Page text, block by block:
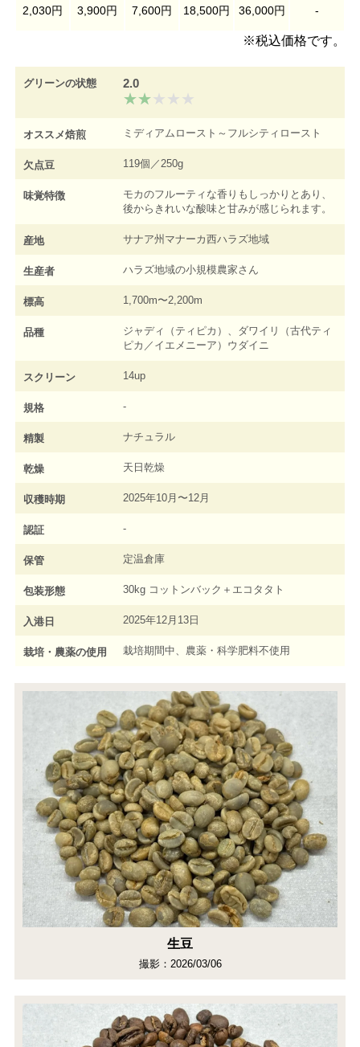
※税込価格です。
2,030円 3,900円 7,600円 18,500円 36,000円 -
グリーンの状態 2.0
オススメ焙煎 ミディアムロースト～フルシティロースト
欠点豆 119個／250g
味覚特徴
モカのフルーティな香りもしっかりとあり、
後からきれいな酸味と甘みが感じられます。
産地 サナア州マナーカ西ハラズ地域
生産者 ハラズ地域の小規模農家さん
標高 1,700m〜2,200m
品種
ジャディ（ティピカ）、ダワイリ（古代ティ
ピカ／イエメニーア）ウダイニ
スクリーン 14up
規格 -
精製 ナチュラル
乾燥 天日乾燥
収穫時期 2025年10月〜12月
認証 -
保管 定温倉庫
包装形態 30kg コットンバック＋エコタタト
入港日 2025年12月13日
栽培・農薬の使用 栽培期間中、農薬・科学肥料不使用
生豆
撮影：2026/03/06